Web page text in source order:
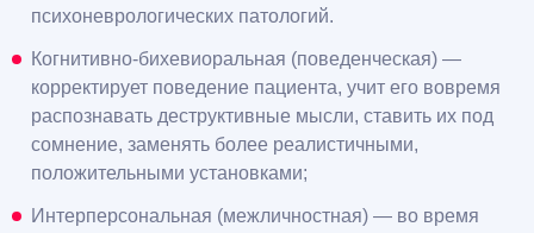
психоневрологических патологий.
Когнитивно-бихевиоральная (поведенческая) —
корректирует поведение пациента, учит его вовремя
распознавать деструктивные мысли, ставить их под
сомнение, заменять более реалистичными,
положительными установками;
Интерперсональная (межличностная) — во время